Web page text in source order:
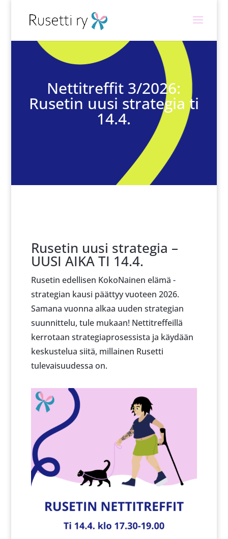
Nettitreffit 3/2026:
Rusetin uusi strategia ti
14.4.
Rusetin uusi strategia –
UUSI AIKA TI 14.4.
Rusetin edellisen KokoNainen elämä -
strategian kausi päättyy vuoteen 2026.
Samana vuonna alkaa uuden strategian
suunnittelu, tule mukaan! Nettitreffeillä
kerrotaan strategiaprosessista ja käydään
keskustelua siitä, millainen Rusetti
tulevaisuudessa on.